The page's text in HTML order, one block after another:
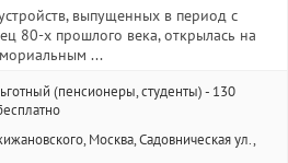
выпущенных в период с
80-х прошлого века, открылась на
...
(пенсионеры, студенты) - 130
Москва, Садовническая ул.,